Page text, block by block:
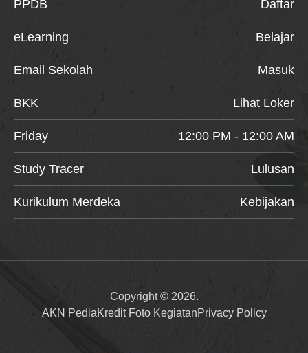
PPDB Daftar
eLearning Belajar
Email Sekolah Masuk
BKK Lihat Loker
Friday 12:00 PM - 12:00 AM
Study Tracer Lulusan
Kurikulum Merdeka Kebijakan
Copyright © 2026.
AKN PediaKredit Foto KegiatanPrivacy Policy